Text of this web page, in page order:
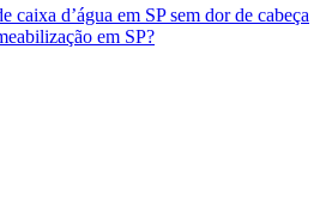
caixa d’água em SP sem dor de cabeça
em SP?